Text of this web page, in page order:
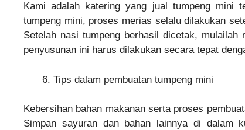
Kami adalah katering yang jual tumpeng mini
tumpeng mini, proses merias selalu dilakukan
Setelah nasi tumpeng berhasil dicetak,
penyusunan ini harus dilakukan secara tepat
Tips dalam pembuatan tumpeng mini
Kebersihan bahan makanan serta proses
Simpan sayuran dan bahan lainnya di dalam
←